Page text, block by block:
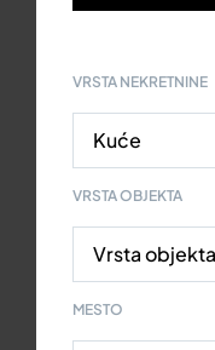
VRSTA NEKRETNINE
VRSTA OBJEKTA
MESTO